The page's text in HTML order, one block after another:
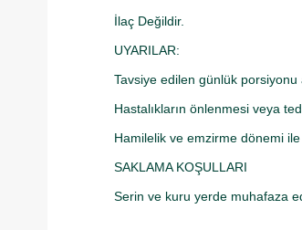
İlaç Değildir.
UYARILAR:
Tavsiye edilen günlük porsiyonu
Hastalıkların önlenmesi veya
Hamilelik ve emzirme dönemi ile
SAKLAMA KOŞULLARI
Serin ve kuru yerde muhafaza